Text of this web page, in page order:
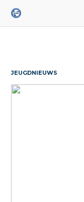
JEUGDNIEUWS